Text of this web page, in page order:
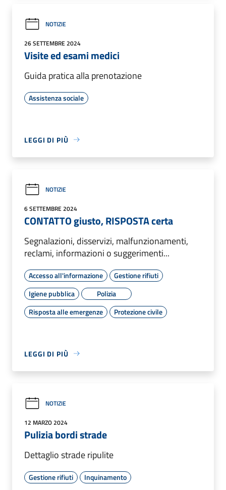
NOTIZIE
26 SETTEMBRE 2024
Visite ed esami medici
Guida pratica alla prenotazione
Assistenza sociale
LEGGI DI PIÙ
NOTIZIE
6 SETTEMBRE 2024
CONTATTO giusto, RISPOSTA certa
Segnalazioni, disservizi, malfunzionamenti,
reclami, informazioni o suggerimenti...
Accesso all'informazione
Gestione rifiuti
Igiene pubblica
Polizia
Risposta alle emergenze
Protezione civile
LEGGI DI PIÙ
NOTIZIE
12 MARZO 2024
Pulizia bordi strade
Dettaglio strade ripulite
Gestione rifiuti Inquinamento